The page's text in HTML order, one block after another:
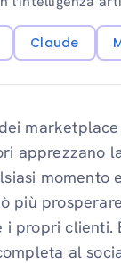
Claude
apprezzano
momento
più
propri clienti.
al